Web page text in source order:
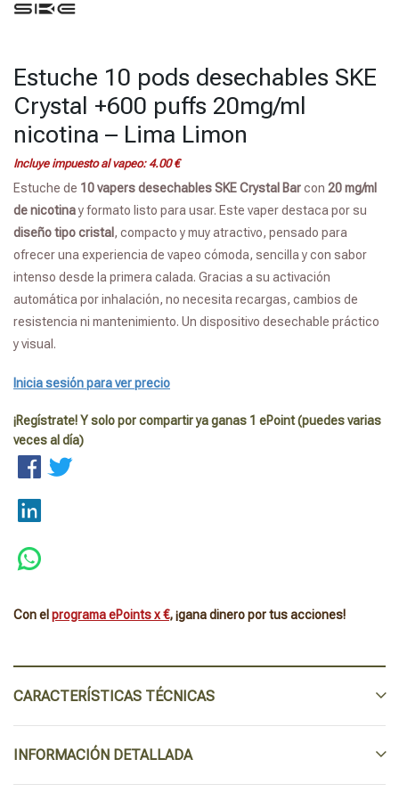
Estuche 10 pods desechables SKE
Crystal +600 puffs 20mg/ml
nicotina – Lima Limon
Incluye impuesto al vapeo: 4.00€
Estuche de 10 vapers desechables SKE Crystal Barcon 20 mg/ml
de nicotinay formato listo para usar. Este vaper destaca por su
diseño tipo cristal , compacto y muy atractivo, pensado para
ofrecer una experiencia de vapeo cómoda, sencilla y con sabor
intenso desde la primera calada. Gracias a su activación
automática por inhalación, no necesita recargas, cambios de
resistencia ni mantenimiento. Un dispositivo desechable práctico
y visual.
Inicia sesión para ver precio
¡Regístrate! Y solo por compartir ya ganas 1 ePoint (puedes varias
veces al día)
Con el programa ePoints x €, ¡gana dinero por tus acciones!
CARACTERÍSTICAS TÉCNICAS
INFORMACIÓN DETALLADA